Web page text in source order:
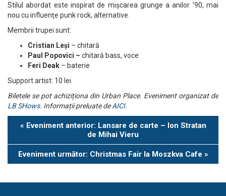
Stilul abordat este inspirat de mişcarea grunge a anilor ’90, mai
nou cu influenţe punk rock, alternative.
Membrii trupei sunt:
Cristian Leşi – chitară
Paul Popovici – chitară bass, voce
Feri Deak – baterie
Support artist: 10 lei
Biletele se pot achiziționa din Urban Place. Eveniment organizat de
LB SHows. Informații preluate deAICI.
Eveniment
« Eveniment anterior: Lansare de carte – Ion Stratan
de Mihai Vieru
Eveniment următor: Christmas Fair la Moszkva Cafe »